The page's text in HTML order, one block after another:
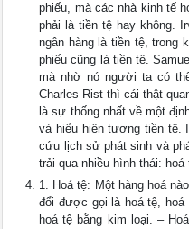
phiếu, mà các nhà kinh tế
phải là tiền tệ hay không.
ngân hàng là tiền tệ, trong
phiếu cũng là tiền tệ.
mà nhờ nó người ta có
Charles Rist thì cái thật
là sự thống nhất về một
và hiểu hiện tượng tiền tệ.
cứu lịch sử phát sinh và
trải qua nhiều hình thái:
1. Hoá tệ: Một hàng hoá
đổi được gọi là hoá tệ, hoá
hoá tệ bằng kim loại. –